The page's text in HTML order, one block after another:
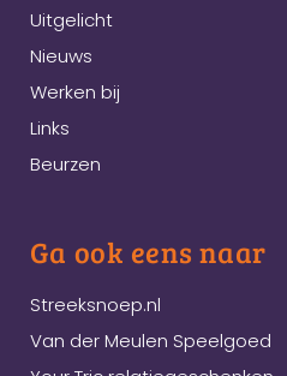
Uitgelicht
Nieuws
Werken bij
Links
Beurzen
Ga ook eens naar
Streeksnoep.nl
Van der Meulen Speelgoed